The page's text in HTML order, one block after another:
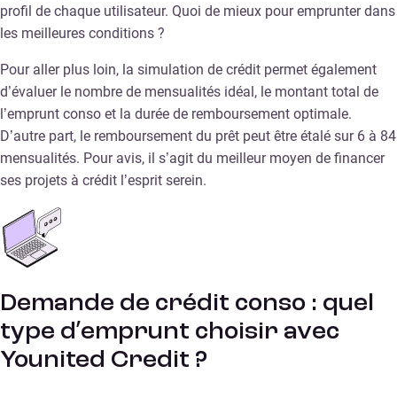
profil de chaque utilisateur. Quoi de mieux pour emprunter dans
les meilleures conditions ?
Pour aller plus loin, la simulation de crédit permet également
d’évaluer le nombre de mensualités idéal, le montant total de
l’emprunt conso et la durée de remboursement optimale.
D’autre part, le remboursement du prêt peut être étalé sur 6 à 84
mensualités. Pour avis, il s’agit du meilleur moyen de financer
ses projets à crédit l’esprit serein.
Demande de crédit conso : quel
type d’emprunt choisir avec
Younited Credit ?